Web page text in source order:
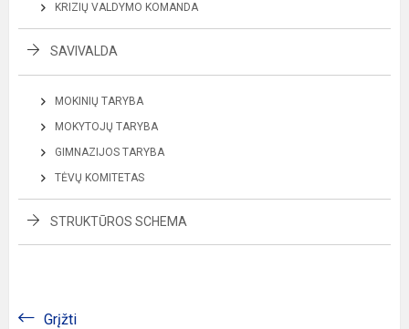
KRIZIŲ VALDYMO KOMANDA
SAVIVALDA
MOKINIŲ TARYBA
MOKYTOJŲ TARYBA
GIMNAZIJOS TARYBA
TĖVŲ KOMITETAS
STRUKTŪROS SCHEMA
Grįžti